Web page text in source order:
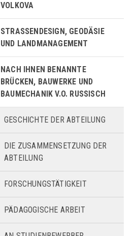
OLKOVA
STRASSENDESIGN, GEODÄSIE U
ND LANDMANAGEMENT
NACH IHNEN BENANNTE
BRÜCKEN, BAUWERKE UND
BAUMECHANIK V.O. RUSSISCH
GESCHICHTE DER ABTEILUNG
DIE ZUSAMMENSETZUNG DER
ABTEILUNG
FORSCHUNGSTÄTIGKEIT
PÄDAGOGISCHE ARBEIT